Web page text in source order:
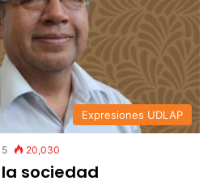
Expresiones UDLAP
20,030
sociedad